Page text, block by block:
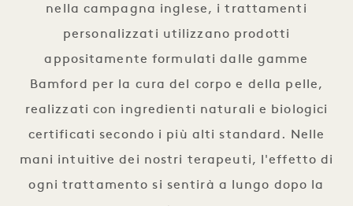
nella campagna inglese, i trattamenti
personalizzati utilizzano prodotti
appositamente formulati dalle gamme
Bamford per la cura del corpo e della pelle,
realizzati con ingredienti naturali e biologici
certificati secondo i più alti standard. Nelle
mani intuitive dei nostri terapeuti, l'effetto di
ogni trattamento si sentirà a lungo dopo la